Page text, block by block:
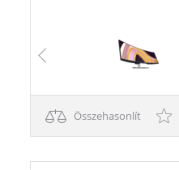
Összehasonlít